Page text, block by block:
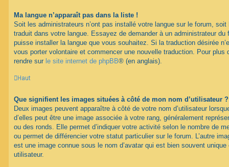
Ma langue n’apparaît pas dans la liste !
Soit les administrateurs n’ont pas installé votre langue sur le forum, soit
traduit dans votre langue. Essayez de demander à un administrateur du
puisse installer la langue que vous souhaitez. Si la traduction désirée
vous porter volontaire et commencer une nouvelle traduction. Pour plus
rendre sur le site internet de phpBB® (en anglais).
Haut
Que signifient les images situées à côté de mon nom d’utilisateur ?
Deux images peuvent apparaître à côté de votre nom d’utilisateur
d’elles peut être une image associée à votre rang, généralement
ou des ronds. Elle permet d’indiquer votre activité selon le nombre de
ou permet de différencier votre statut particulier sur le forum. L’autre
est une image connue sous le nom d’avatar qui est bien souvent
utilisateur.